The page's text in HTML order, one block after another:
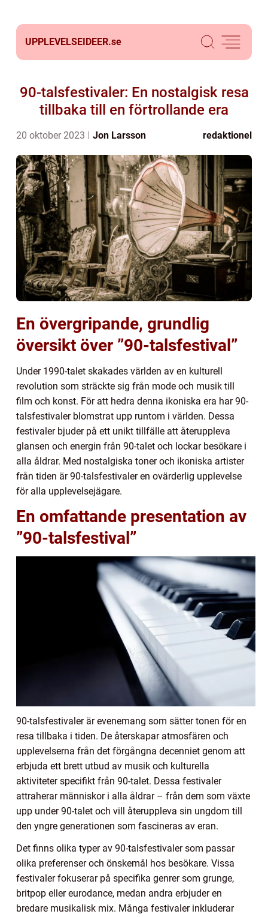
UPPLEVELSEIDEER.se
90-talsfestivaler: En nostalgisk resa
tillbaka till en förtrollande era
20 oktober 2023 Jon Larsson redaktionel
En övergripande, grundlig
översikt över ”90-talsfestival”
Under 1990-talet skakades världen av en kulturell
revolution som sträckte sig från mode och musik till
film och konst. För att hedra denna ikoniska era har 90-
talsfestivaler blomstrat upp runtom i världen. Dessa
festivaler bjuder på ett unikt tillfälle att återuppleva
glansen och energin från 90-talet och lockar besökare i
alla åldrar. Med nostalgiska toner och ikoniska artister
från tiden är 90-talsfestivaler en ovärderlig upplevelse
för alla upplevelsejägare.
En omfattande presentation av
”90-talsfestival”
90-talsfestivaler är evenemang som sätter tonen för en
resa tillbaka i tiden. De återskapar atmosfären och
upplevelserna från det förgångna decenniet genom att
erbjuda ett brett utbud av musik och kulturella
aktiviteter specifikt från 90-talet. Dessa festivaler
attraherar människor i alla åldrar – från dem som växte
upp under 90-talet och vill återuppleva sin ungdom till
den yngre generationen som fascineras av eran.
Det finns olika typer av 90-talsfestivaler som passar
olika preferenser och önskemål hos besökare. Vissa
festivaler fokuserar på specifika genrer som grunge,
britpop eller eurodance, medan andra erbjuder en
bredare musikalisk mix. Många festivaler inkluderar